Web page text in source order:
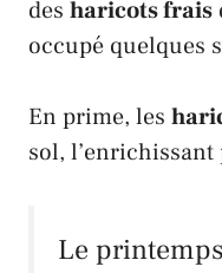
des haricots frais
occupé quelques
En prime, les
sol,
Le